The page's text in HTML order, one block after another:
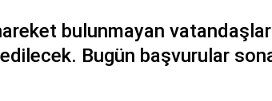
bulunmayan
Bugün başvurular